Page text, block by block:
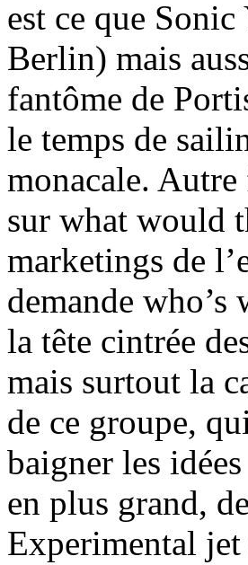
est ce que
Berlin) mais
fantôme de
le temps de
monacale.
sur what would
marketings de
demande
la tête cintrée
mais surtout la
de ce groupe,
baigner les
en plus grand,
Experimental jet